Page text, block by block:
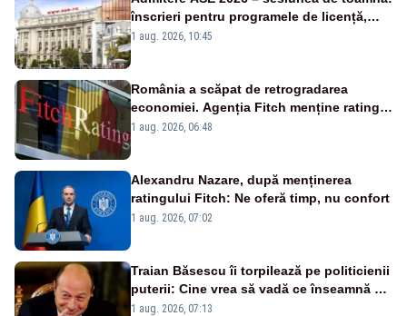
înscrieri pentru programele de licență,
masterat și doctorat
1 aug. 2026, 10:45
România a scăpat de retrogradarea
economiei. Agenția Fitch menține ratingul
„BBB-” cu perspectivă negativă
1 aug. 2026, 06:48
Alexandru Nazare, după menținerea
ratingului Fitch: Ne oferă timp, nu confort
1 aug. 2026, 07:02
Traian Băsescu îi torpilează pe politicienii
puterii: Cine vrea să vadă ce înseamnă să
fii prost, se uită la România
1 aug. 2026, 07:13